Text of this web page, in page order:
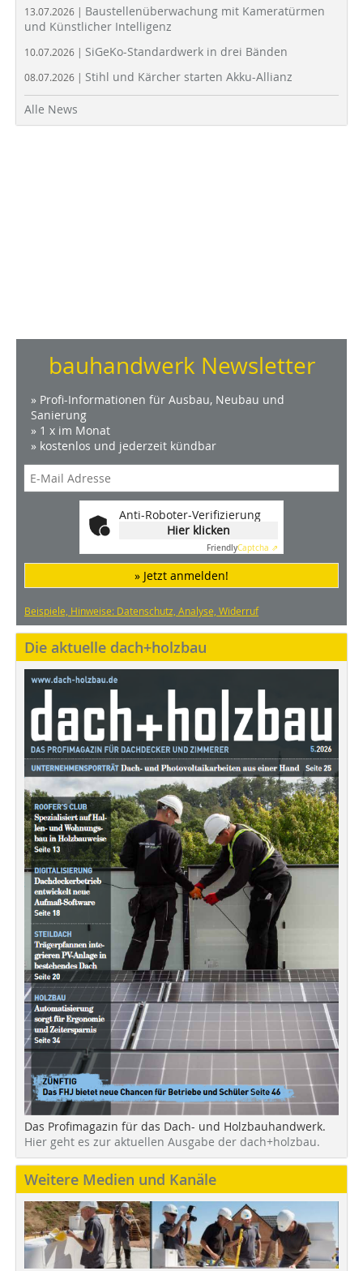
13.07.2026 | Baustellenüberwachung mit Kameratürmen
und Künstlicher Intelligenz
10.07.2026 | SiGeKo-Standardwerk in drei Bänden
08.07.2026 | Stihl und Kärcher starten Akku-Allianz
Alle News
bauhandwerk Newsletter
» Profi-Informationen für Ausbau, Neubau und
Sanierung
» 1 x im Monat
» kostenlos und jederzeit kündbar
Anti-Roboter-Verifizierung
Hier klicken
FriendlyCaptcha ⇗
» Jetzt anmelden!
Beispiele, Hinweise: Datenschutz, Analyse, Widerruf
Die aktuelle dach+holzbau
Das Profimagazin für das Dach- und Holzbauhandwerk.
Hier geht es zur aktuellen Ausgabe der dach+holzbau.
Weitere Medien und Kanäle